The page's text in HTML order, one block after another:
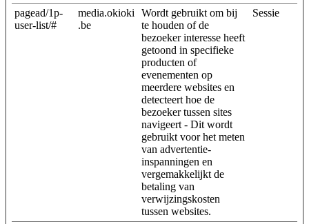
pagead/1p-
user-list/#
media.okioki
.be
Wordt gebruikt om bij
te houden of de
bezoeker interesse heeft
getoond in specifieke
producten of
evenementen op
meerdere websites en
detecteert hoe de
bezoeker tussen sites
navigeert - Dit wordt
gebruikt voor het meten
van advertentie-
inspanningen en
vergemakkelijkt de
betaling van
verwijzingskosten
tussen websites.
Sessie